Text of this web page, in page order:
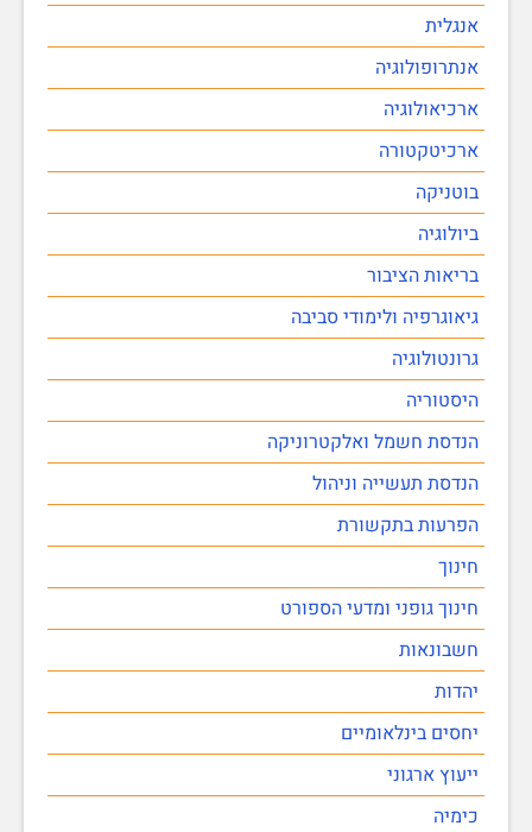
אנגלית
אנתרופולוגיה
ארכיאולוגיה
ארכיטקטורה
בוטניקה
ביולוגיה
בריאות הציבור
גיאוגרפיה ולימודי סביבה
גרונטולוגיה
היסטוריה
הנדסת חשמל ואלקטרוניקה
הנדסת תעשייה וניהול
הפרעות בתקשורת
חינוך
חינוך גופני ומדעי הספורט
חשבונאות
יהדות
יחסים בינלאומיים
ייעוץ ארגוני
כימיה